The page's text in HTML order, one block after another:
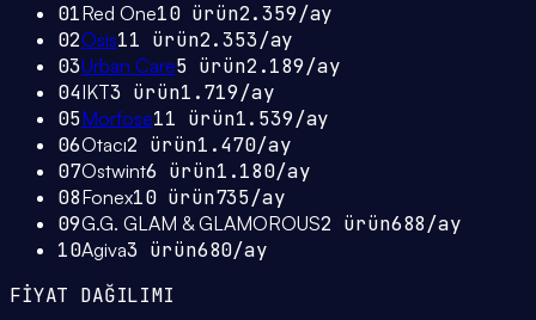
01Red One10ürün2.359/ay
02Osis11 ürün2.353/ay
03Urban Care5 ürün2.189/ay
04IKT3 ürün1.719/ay
05Morfose11 ürün1.539/ay
06Otacı2 ürün1.470/ay
07Ostwint6 ürün1.180/ay
08Fonex10ürün735/ay
09G.G. GLAM & GLAMOROUS2 ürün688/ay
10Agiva3 ürün680/ay
FİYAT DAĞILIMI